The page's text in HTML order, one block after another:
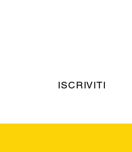
ISCRIVITI